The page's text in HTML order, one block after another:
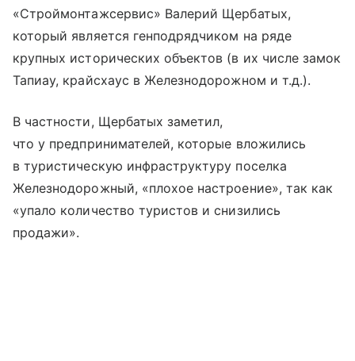
«Строймонтажсервис» Валерий Щербатых,
который является генподрядчиком на ряде
крупных исторических объектов (в их числе замок
Тапиау, крайсхаус в Железнодорожном и т.д.).
В частности, Щербатых заметил,
что у предпринимателей, которые вложились
в туристическую инфраструктуру поселка
Железнодорожный, «плохое настроение», так как
«упало количество туристов и снизились
продажи».